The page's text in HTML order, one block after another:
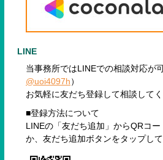
LINE
当事務所ではLINEでの相談対応が
@uoi4097h）
お気軽に友だち登録して相談してく
■登録方法について
LINEの「友だち追加」からQRコー
か、友だち追加ボタンをタップして